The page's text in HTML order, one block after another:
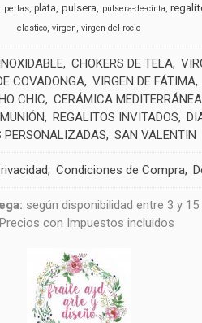
perlas plata pulsera pulsera-de-cinta
elastico virgen virgen-del-rocio
CHOKERS DE TELA
COVADONGA VIRGEN DE FÁTIMA
CHIC CERÁMICA MEDITERRÁNEA
REGALITOS INVITADOS
SAN VALENTIN
Condiciones de Compra
según disponibilidad entre 3 y
con Impuestos incluidos